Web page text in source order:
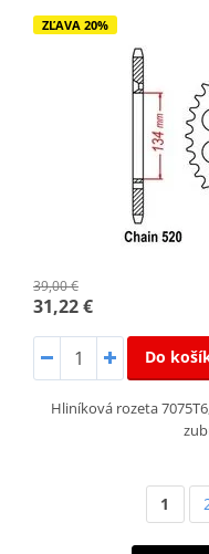
ZĽAVA 20%
39,00 €
31,22 €
Do
Hliníková rozeta
1